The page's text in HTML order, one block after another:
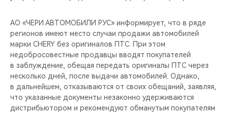
АО «ЧЕРИ АВТОМОБИЛИ РУС» информирует, что в ряде
регионов имеют место случаи продажи автомобилей
марки CHERY без оригиналов ПТС. При этом
недобросовестные продавцы вводят покупателей
в заблуждение, обещая передать оригиналы ПТС через
несколько дней, после выдачи автомобилей. Однако,
в дальнейшем, отказываются от своих обещаний, заявляя,
что указанные документы незаконно удерживаются
дистрибьютором и рекомендуют обманутым покупателям